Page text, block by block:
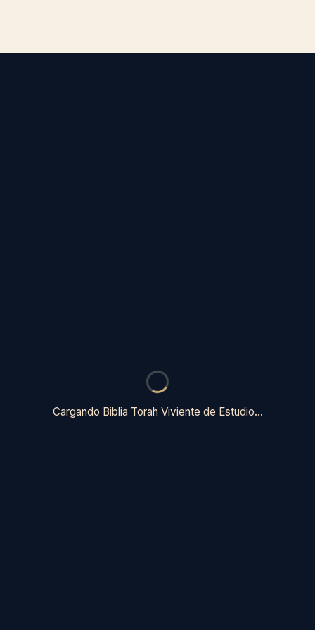
Cargando Biblia Torah Viviente de Estudio…